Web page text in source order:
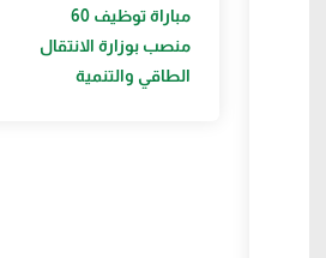
مباراة توظيف 60
منصب بوزارة الانتقال
الطاقي والتنمية